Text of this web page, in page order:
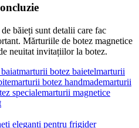
băieți sunt detalii care fac
Mărturiile de botez magnetice
neuitat invitațiilor la botez.
marturii botez baietelmarturii
marturii botez handmademarturii
specialemarturii magnetice
eleganti pentru frigider